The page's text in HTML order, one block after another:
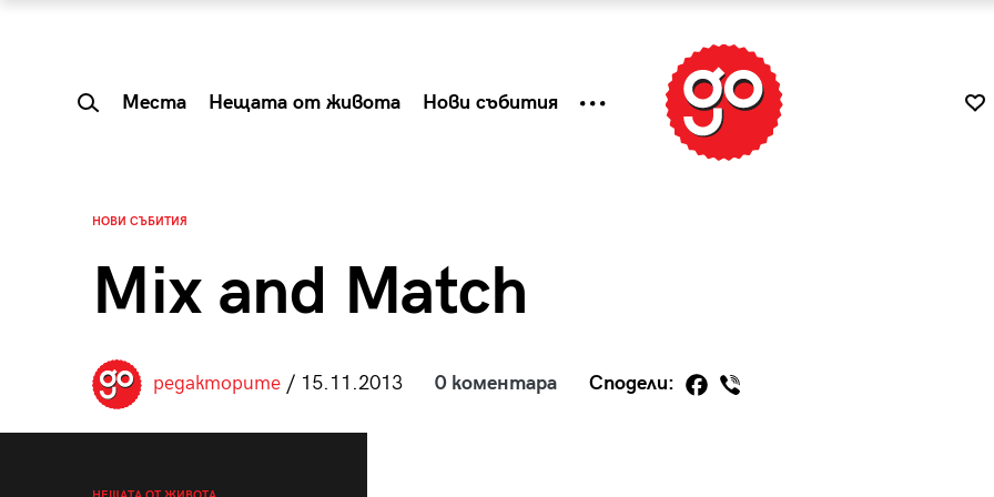
Места Нещата от живота Нови събития
НОВИ СЪБИТИЯ
Mix and Match
редакторите/ 15.11.2013 0 коментара Сподели: